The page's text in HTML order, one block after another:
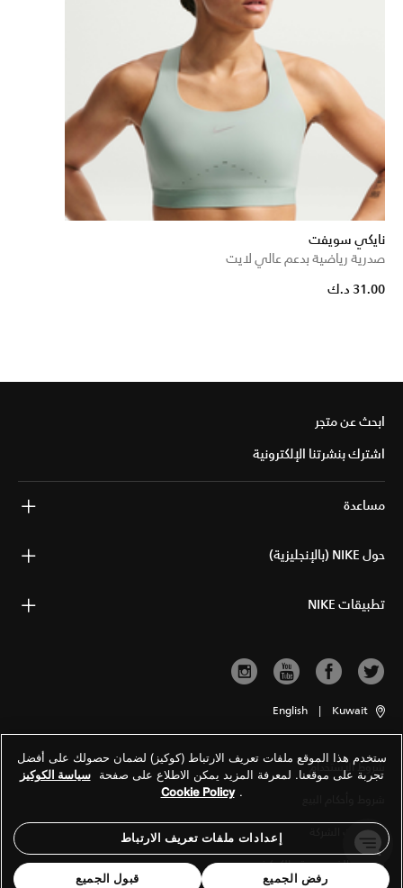
نايكي سويفت
صدرية رياضية بدعم عالي لايت
31.00 د.ك
ابحث عن متجر
اشترك بنشرتنا الإلكترونية
مساعدة
حول NIKE (بالإنجليزية)
تطبيقات NIKE
Kuwait
|
English
شروط الاستخدام
معلومات الشركة
سياسة الخصوصية والكوكيز
ستخدم هذا الموقع ملفات تعريف الارتباط (كوكيز) لضمان حصولك على أفضل
تجربة على موقعنا. لمعرفة المزيد يمكن الاطلاع على صفحة سياسة الكوكيز
.
Cookie Policy
إعدادات ملفات تعريف الارتباط
رفض الجميع قبول الجميع